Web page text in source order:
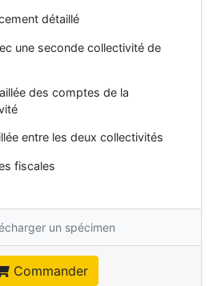
détaillé
une seconde collectivité de
des comptes de la
entre les deux collectivités
fiscales
un spécimen
Commander